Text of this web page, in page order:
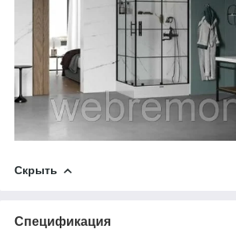
Скрыть
Спецификация